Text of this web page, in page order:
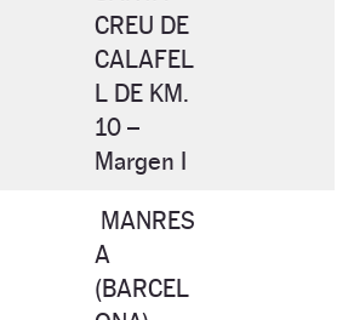
CREU DE
CALAFEL
L DE KM.
10 –
Margen I
MANRES
A
(BARCEL